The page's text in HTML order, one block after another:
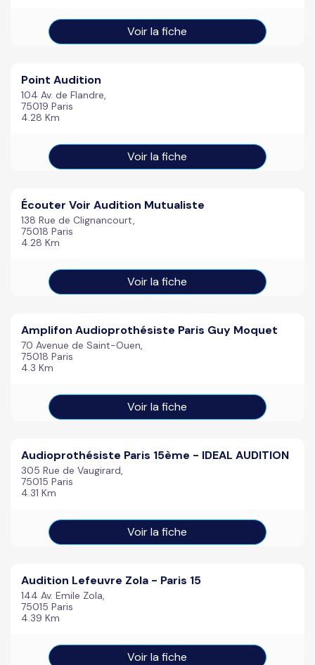
Voir la fiche
Point Audition
104 Av. de Flandre,
75019 Paris
4.28 Km
Voir la fiche
Écouter Voir Audition Mutualiste
138 Rue de Clignancourt,
75018 Paris
4.28 Km
Voir la fiche
Amplifon Audioprothésiste Paris Guy Moquet
70 Avenue de Saint-Ouen,
75018 Paris
4.3 Km
Voir la fiche
Audioprothésiste Paris 15ème - IDEAL AUDITION
305 Rue de Vaugirard,
75015 Paris
4.31 Km
Voir la fiche
Audition Lefeuvre Zola - Paris 15
144 Av. Emile Zola,
75015 Paris
4.39 Km
Voir la fiche